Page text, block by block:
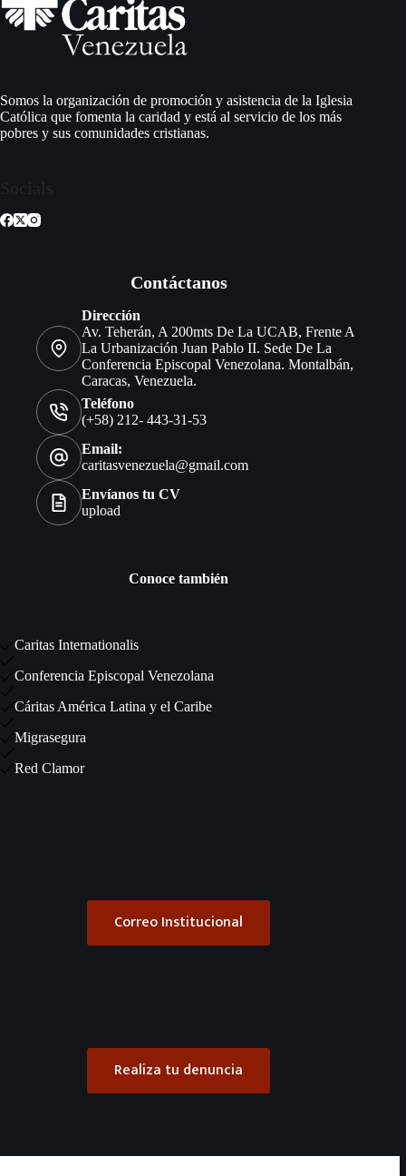
Somos la organización de promoción y asistencia de la Iglesia
Católica que fomenta la caridad y está al servicio de los más
pobres y sus comunidades cristianas.
Contáctanos
Dirección
Av. Teherán, A 200mts De La UCAB, Frente A
La Urbanización Juan Pablo II. Sede De La
Conferencia Episcopal Venezolana. Montalbán,
Caracas, Venezuela.
Teléfono
(+58) 212- 443-31-53
Email:
caritasvenezuela@gmail.com
Envíanos tu CV
upload
Conoce también
Caritas Internationalis
Conferencia Episcopal Venezolana
Cáritas América Latina y el Caribe
Migrasegura
Red Clamor
Correo Institucional
Realiza tu denuncia